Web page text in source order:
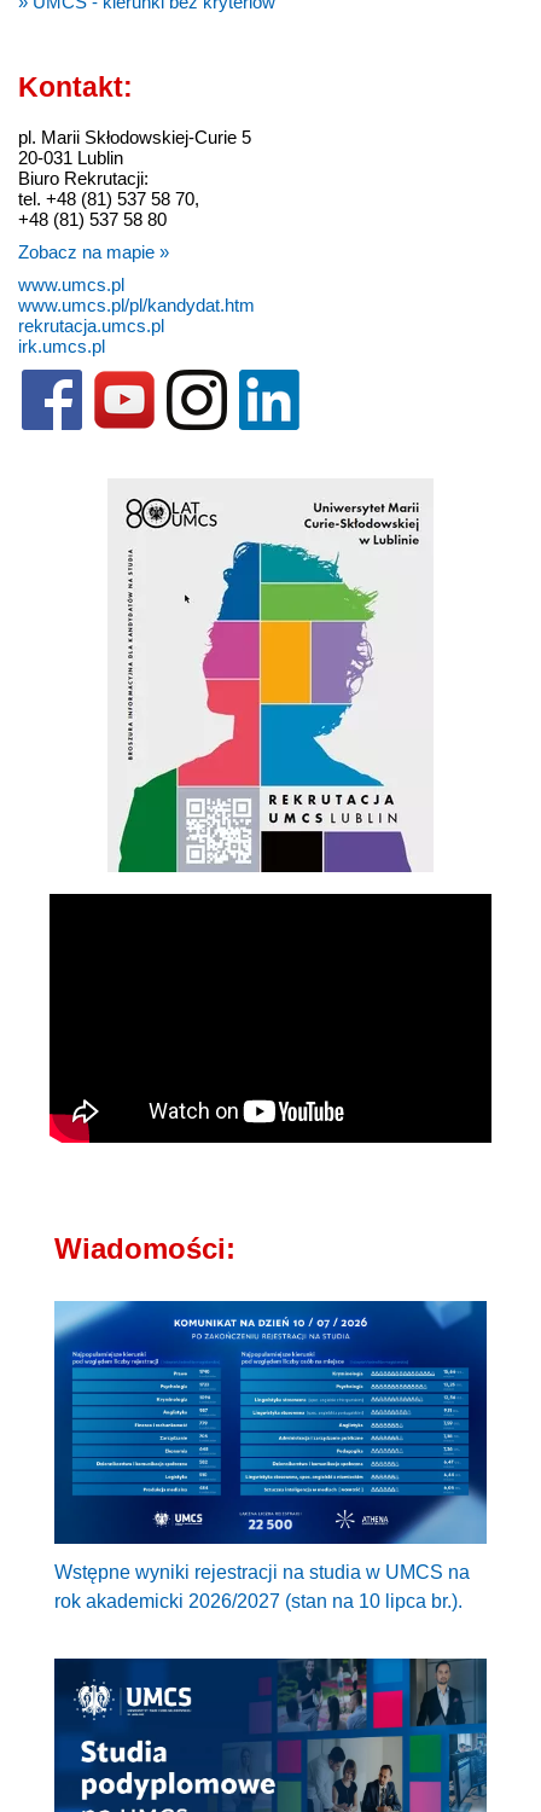
Kontakt:
pl. Marii Skłodowskiej-Curie 5
20-031 Lublin
Biuro Rekrutacji:
tel. +48 (81) 537 58 70,
+48 (81) 537 58 80
Zobacz na mapie »
www.umcs.pl
www.umcs.pl/pl/kandydat.htm
rekrutacja.umcs.pl
irk.umcs.pl
Wiadomości:
Wstępne wyniki rejestracji na studia w UMCS na
rok akademicki 2026/2027 (stan na 10 lipca br.).